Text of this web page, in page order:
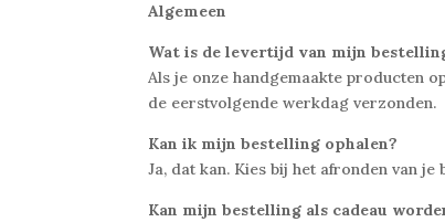
Algemeen
Wat is de levertijd van mijn
Als je onze handgemaakte producten
de eerstvolgende werkdag verzonden.
Kan ik mijn bestelling ophalen?
Ja, dat kan. Kies bij het afronden van
Kan mijn bestelling als cadeau